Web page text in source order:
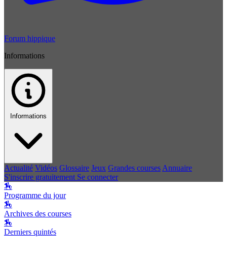
Forum hippique
Informations
Informations
Actualité Vidéos Glossaire Jeux Grandes courses Annuaire
S'inscrire gratuitement Se connecter
🏇
Programme du jour
🏇
Archives des courses
🏇
Derniers quintés